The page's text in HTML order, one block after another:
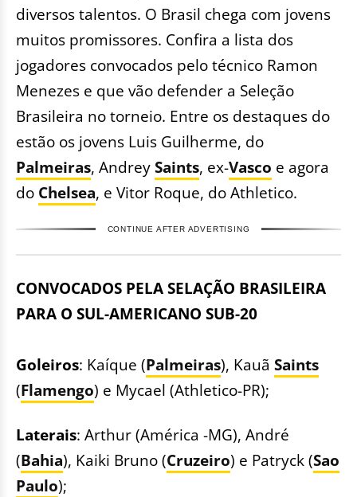
diversos talentos. O Brasil chega com jovens
muitos promissores. Confira a lista dos
jogadores convocados pelo técnico Ramon
Menezes e que vão defender a Seleção
Brasileira no torneio. Entre os destaques do
estão os jovens Luis Guilherme, do
Palmeiras, AndreySaints, ex-Vasco e agora
do Chelsea, e Vitor Roque, do Athletico.
CONTINUE AFTER ADVERTISING
CONVOCADOS PELA SELAÇÃO BRASILEIRA
PARA O SUL-AMERICANO SUB-20
​Goleiros: Kaíque (Palmeiras), Kauã Saints
(Flamengo) e Mycael (Athletico-PR);
Laterais: Arthur (América -MG), André
(Bahia), Kaiki Bruno (Cruzeiro) e Patryck (Sao
Paulo);